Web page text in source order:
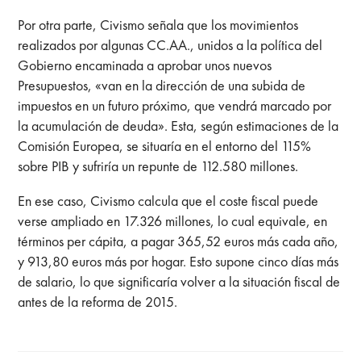
Por otra parte, Civismo señala que los movimientos
realizados por algunas CC.AA., unidos a la política del
Gobierno encaminada a aprobar unos nuevos
Presupuestos, «van en la dirección de una subida de
impuestos en un futuro próximo, que vendrá marcado por
la acumulación de deuda». Esta, según estimaciones de la
Comisión Europea, se situaría en el entorno del 115%
sobre PIB y sufriría un repunte de 112.580 millones.
En ese caso, Civismo calcula que el coste fiscal puede
verse ampliado en 17.326 millones, lo cual equivale, en
términos per cápita, a pagar 365,52 euros más cada año,
y 913,80 euros más por hogar. Esto supone cinco días más
de salario, lo que significaría volver a la situación fiscal de
antes de la reforma de 2015.